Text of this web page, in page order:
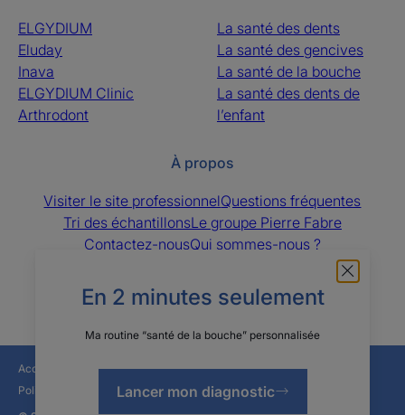
En 2 minutes seulement
Ma routine “santé de la bouche” personnalisée
Lancer mon diagnostic
ELGYDIUM
Eluday
Inava
ELGYDIUM Clinic
Arthrodont
La santé des dents
La santé des gencives
La santé de la bouche
La santé des dents de
l’enfant
À propos
Visiter le site professionnelQuestions fréquentes
Tri des échantillonsLe groupe Pierre Fabre
Contactez-nousQui sommes-nous ?
Accessibilité : non conforme
Mentions légales
Politique de confidentialité
Paramètres des cookies